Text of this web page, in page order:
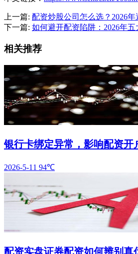
上一篇: 配资炒股公司怎么选？2026年
下一篇: 如何避开配资陷阱：2026年
相关推荐
银行卡绑定异常，影响配资开
2026-5-11 94℃
配资实盘证券配资如何辨别真